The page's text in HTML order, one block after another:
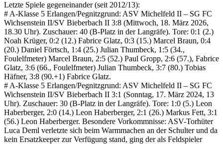
Letzte Spiele gegeneinander (seit 2012/13):
# A-Klasse 5 Erlangen/Pegnitzgrund: ASV Michelfeld II – SG FC
Wichsenstein II/SV Bieberbach II 3:8 (Mittwoch, 18. März 2026,
18.30 Uhr). Zuschauer: 40 (B-Platz in der Langräfe). Tore: 0:1 (2.)
Noah Krüger, 0:2 (12.) Fabrice Glatz, 0:3 (15.) Marcel Braun, 0:4
(20.) Daniel Förtsch, 1:4 (25.) Julian Thumbeck, 1:5 (34.,
Foulelfmeter) Marcel Braun, 2:5 (52.) Paul Gropp, 2:6 (57.), Fabrice
Glatz, 3:6 (66., Foulelfmeter) Julian Thumbeck, 3:7 (80.) Tobias
Häfner, 3:8 (90.+1) Fabrice Glatz.
# A-Klasse 5 Erlangen/Pegnitzgrund: ASV Michelfeld II – SG FC
Wichsenstein II/SV Bieberbach II 3:1 (Sonntag, 17. März 2024, 13
Uhr). Zuschauer: 30 (B-Platz in der Langräfe). Tore: 1:0 (5.) Leon
Haberberger, 2:0 (14.) Leon Haberberger, 2:1 (26.) Markus Fett, 3:1
(56.) Leon Haberberger. Besondere Vorkommnisse: ASV-Torhüter
Luca Deml verletzte sich beim Warmmachen an der Schulter und da
kein Ersatzkeeper zur Verfügung stand, ging der als Feldspieler